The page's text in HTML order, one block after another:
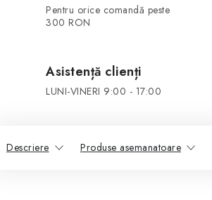
Pentru orice comandă peste
300 RON
Asistență clienți
LUNI-VINERI 9:00 - 17:00
Descriere Produse asemanatoare